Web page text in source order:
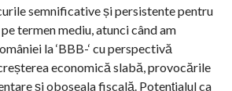
semnificative și persistente pentru
termen mediu, atunci când am
la ‘BBB-‘ cu perspectivă
economică slabă, provocările
și oboseala fiscală. Potențialul ca